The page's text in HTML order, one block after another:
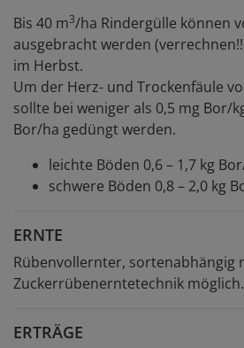
Bis 40 m3/ha Rindergülle können
ausgebracht werden
im Herbst.
Um der Herz- und Trockenfäule
sollte bei weniger als 0,5 mg Bor/
Bor/ha gedüngt werden.
leichte Böden 0,6 – 1,7 kg
schwere Böden 0,8 – 2,0 kg
ERNTE
Rübenvollernter, sortenabhängig
Zuckerrübenerntetechnik möglich.
ERTRÄGE